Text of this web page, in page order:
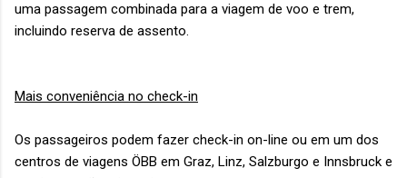
uma passagem combinada para a viagem de voo e trem,
incluindo reserva de assento.
Mais conveniência no check-in
Os passageiros podem fazer check-in on-line ou em um dos
centros de viagens ÖBB em Graz, Linz, Salzburgo e Innsbruck e